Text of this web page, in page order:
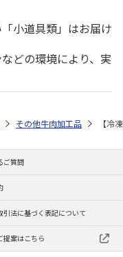
小道具類」はお届け
どの環境により、実
その他牛肉加工品 【冷
ご質問
引法に基づく表記について
提案はこちら